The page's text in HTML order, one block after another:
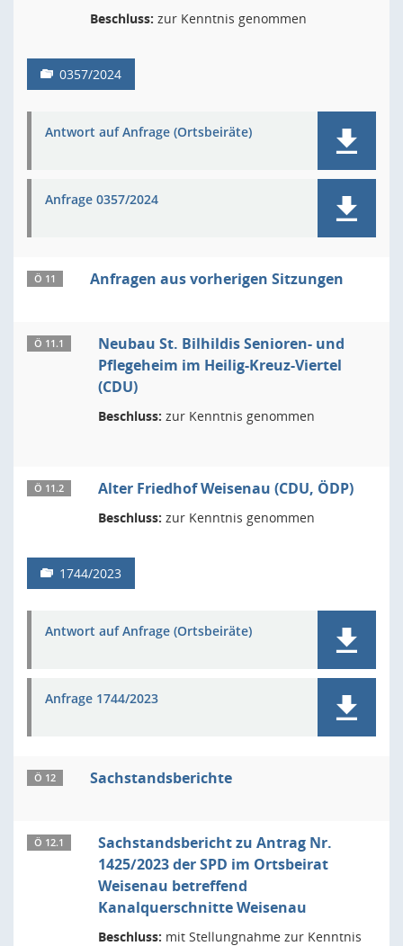
Beschluss: zur Kenntnis genommen
0357/2024
Antwort auf Anfrage (Ortsbeiräte)
Anfrage 0357/2024
Ö 11 Anfragen aus vorherigen Sitzungen
Ö 11.1
Neubau St. Bilhildis Senioren- und
Pflegeheim im Heilig-Kreuz-Viertel
(CDU)
Beschluss: zur Kenntnis genommen
Ö 11.2 Alter Friedhof Weisenau (CDU, ÖDP)
Beschluss: zur Kenntnis genommen
1744/2023
Antwort auf Anfrage (Ortsbeiräte)
Anfrage 1744/2023
Ö 12 Sachstandsberichte
Ö 12.1
Sachstandsbericht zu Antrag Nr.
1425/2023 der SPD im Ortsbeirat
Weisenau betreffend
Kanalquerschnitte Weisenau
Beschluss: mit Stellungnahme zur Kenntnis